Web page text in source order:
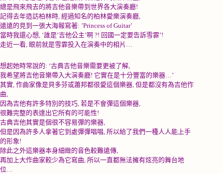
總是飛來飛去的將吉他音樂帶到世界各大演奏廳!
記得去年造訪柏林時 經過知名的柏林愛樂演奏廳
遠遠的見到一張大海報寫著: ’Princess of Guitar’
當時我還心想 , ‘誰是’吉他公主’啊 ?! 回國一定要告訴雪霏’!
走近一看 眼前就是雪霏投入在演奏中的相片
想起她時常說的: ‘古典吉他音樂需要更被了解
我希望將吉他音樂帶入大演奏廳! 它實在是十分豐富的樂器 …’
其實 作曲家像是貝多芬或蕭邦都很愛這個樂器 但是都沒有為吉他作
曲
因為吉他有許多特別的技巧 若是不會彈這個樂器
很難完整的表達出它所有的可能性!
古典吉他其實是個很不容易彈的樂器
但是因為許多人拿著它到處彈彈唱唱 所以給了我們一種人人能上手
的形象 !
除此之外這樂器本身細緻的音色較難遠傳
再加上大作曲家較少為它寫曲 所以一直都無法擁有炫亮的舞台地
位